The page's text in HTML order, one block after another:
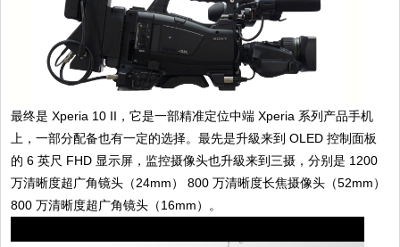
最终是 Xperia 10 II，它是一部精准定位中端 Xperia 系列产品手机
上，一部分配备也有一定的选择。最先是升級来到 OLED 控制面板
的 6 英尺 FHD 显示屏，监控摄像头也升級来到三摄，分别是 1200
万清晰度超广角镜头（24mm） 800 万清晰度长焦摄像头（52mm）
800 万清晰度超广角镜头（16mm）。